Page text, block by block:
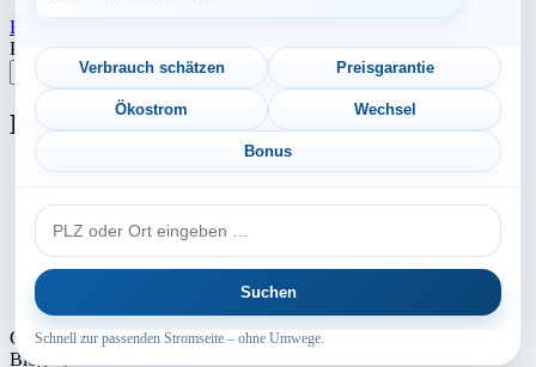
Read More
Postleitzahl eingeben
Suchen
Neu berechnet
Aktuelle Strompreise in 25724 Neufeld, Schmedeswurth
Aktuelle Strompreise in 49597 Rieste
Aktuelle Strompreise in 38440 Wolfsburg
Copyright © 2024 - 2026 INTERMEDIA GROUP - Theme Marsh
Blog by
Verbrauch schätzen Preisgarantie
Ökostrom Wechsel
Bonus
PLZ
oder
Ort
Suchen
Schnell zur passenden Stromseite – ohne Umwege.